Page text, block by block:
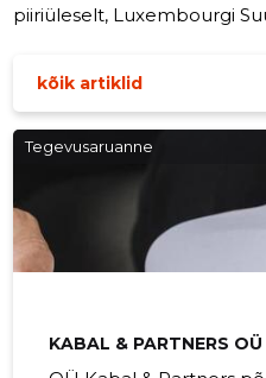
piiriüleselt, Luxembourgi
Limestone Platform AS-i
ümberkorraldused
Vahetusid nõukogu liikmed
juhtkonna vahetusele
kliendibaasi. Ettevõtte
valitsemistava printsiipide
kõik artiklid
Tegevusaruanne
KABAL & PARTNERS